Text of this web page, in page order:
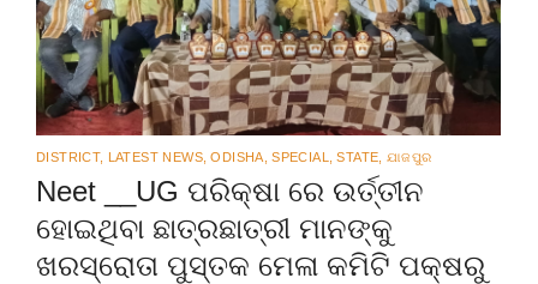
DISTRICT, LATEST NEWS ODISHA SPECIAL STATE ଯାଜପୁର
Neet __UG ପରିକ୍ଷା ରେ ଉର୍ତ୍ତୀନ
ହୋଇଥିବା ଛାତ୍ରଛାତ୍ରୀ ମାନଙ୍କୁ
ଖରସ୍ରୋତା ପୁସ୍ତକ ମେଳା କମିଟି ପକ୍ଷରୁ